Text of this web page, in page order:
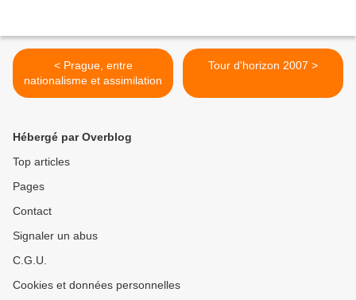
< Prague, entre
nationalisme et assimilation
Tour d'horizon 2007 >
Hébergé par Overblog
Top articles
Pages
Contact
Signaler un abus
C.G.U.
Cookies et données personnelles